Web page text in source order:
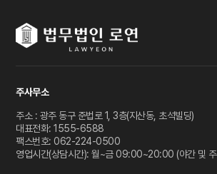
주사무소
주소 : 광주 동구 준법로 1, 3층(지산동, 초석빌딩)
대표전화: 1555-6588
팩스번호: 062-224-0500
영업시간(상담시간): 월~금 09:00~20:00 (야간 및 주